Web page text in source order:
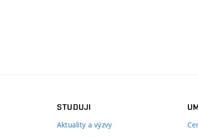
STUDUJI
Aktuality a výzvy